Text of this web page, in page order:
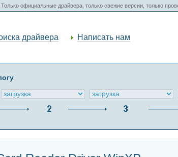
официальные драйвера, только свежие версии, только
драйвера Написать нам